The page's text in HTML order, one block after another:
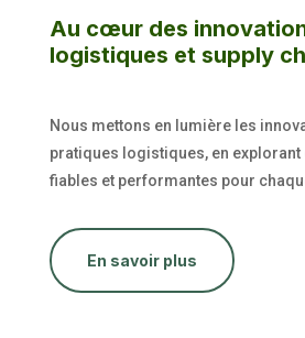
Au cœur des
logistiques et supply
Nous mettons en lumière les
pratiques logistiques, en
fiables et performantes pour
En savoir plus